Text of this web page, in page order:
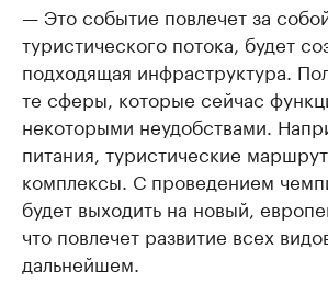
— Это событие повлечет за
туристического потока, будет
подходящая инфраструктура.
те сферы, которые сейчас
некоторыми неудобствами.
питания, туристические
комплексы. С проведением
будет выходить на новый,
что повлечет развитие всех
дальнейшем.